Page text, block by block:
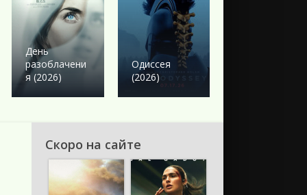
День
разоблачени
я (2026)
Одиссея
(2026)
Скоро на сайте